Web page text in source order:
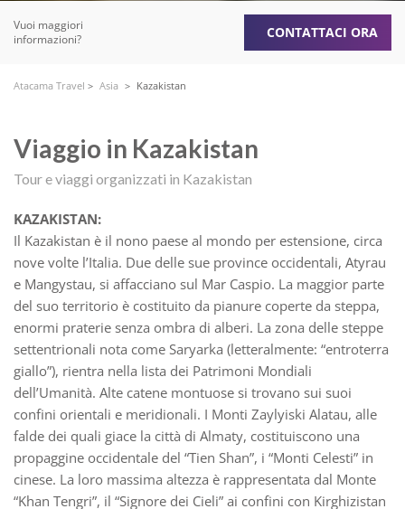
Vuoi maggiori
informazioni?
CONTATTACI ORA
Atacama Travel > Asia > Kazakistan
Viaggio in Kazakistan
Tour e viaggi organizzati in Kazakistan
KAZAKISTAN:
Il Kazakistan è il nono paese al mondo per estensione, circa
nove volte l’Italia. Due delle sue province occidentali, Atyrau
e Mangystau, si affacciano sul Mar Caspio. La maggior parte
del suo territorio è costituito da pianure coperte da steppa,
enormi praterie senza ombra di alberi. La zona delle steppe
settentrionali nota come Saryarka (letteralmente: “entroterra
giallo”), rientra nella lista dei Patrimoni Mondiali
dell’Umanità. Alte catene montuose si trovano sui suoi
confini orientali e meridionali. I Monti Zaylyiski Alatau, alle
falde dei quali giace la città di Almaty, costituiscono una
propaggine occidentale del “Tien Shan”, i “Monti Celesti” in
cinese. La loro massima altezza è rappresentata dal Monte
“Khan Tengri”, il “Signore dei Cieli” ai confini con Kirghizistan